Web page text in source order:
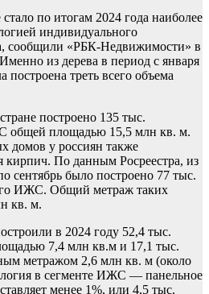
по итогам 2024 года наиболее
индивидуального
сообщили «РБК-Недвижимости» в
из дерева в период с января
построена треть всего объема
построено 135 тыс.
общей площадью 15,5 млн кв. м.
домов у россиян также
кирпич. По данным Росреестра, из
сентябрь было построено 77 тыс.
ИЖС. Общий метраж таких
кв. м.
в 2024 году 52,4 тыс.
7,4 млн кв.м и 17,1 тыс.
метражом 2,6 млн кв. м (около
в сегменте ИЖС — панельное
менее 1%, или 4,5 тыс.